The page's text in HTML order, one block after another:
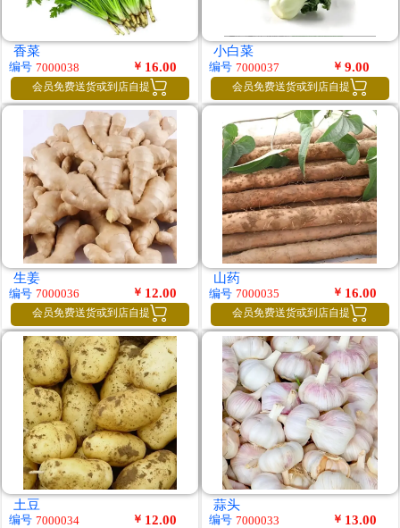
香菜
编号 7000038 ￥ 16.00
会员免费送货或到店自提 
小白菜
编号 7000037 ￥ 9.00
会员免费送货或到店自提 
生姜
编号 7000036 ￥ 12.00
会员免费送货或到店自提 
山药
编号 7000035 ￥ 16.00
会员免费送货或到店自提 
土豆
编号 7000034 ￥ 12.00
蒜头
编号 7000033 ￥ 13.00